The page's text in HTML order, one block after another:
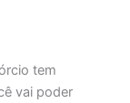
tem
vai poder